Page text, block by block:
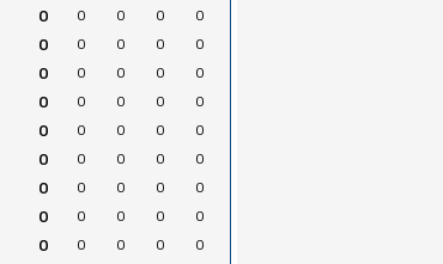
0 0 0 0
0
0 0 0 0
0
0 0 0 0
0
0 0 0 0
0
0 0 0 0
0
0 0 0 0
0
0 0 0 0
0
0 0 0 0
0
0 0 0 0
0